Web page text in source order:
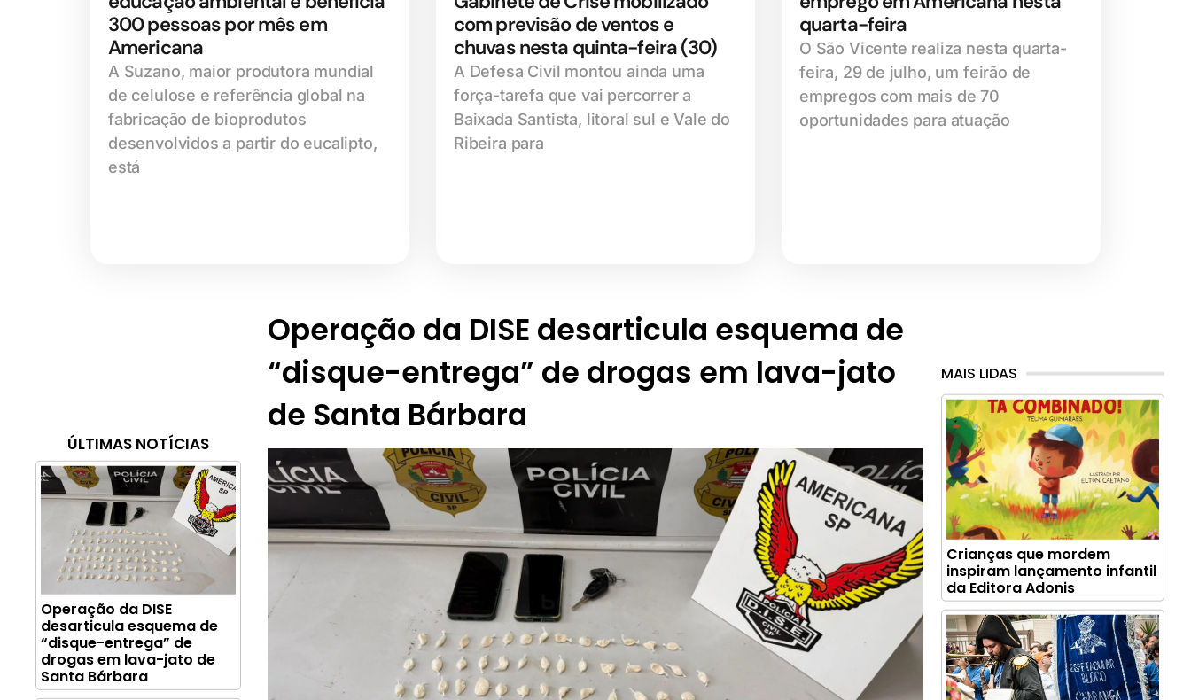
300 pessoas por mês em
Americana
A Suzano, maior produtora mundial
de celulose e referência global na
fabricação de bioprodutos
desenvolvidos a partir do eucalipto,
está
com previsão de ventos e
chuvas nesta quinta-feira (30)
A Defesa Civil montou ainda uma
força-tarefa que vai percorrer a
Baixada Santista, litoral sul e Vale do
Ribeira para
quarta-feira
O São Vicente realiza nesta quarta-
feira, 29 de julho, um feirão de
empregos com mais de 70
oportunidades para atuação
ÚLTIMAS NOTÍCIAS
Operação da DISE
desarticula esquema de
“disque-entrega” de
drogas em lava-jato de
Santa Bárbara
Operação da DISE desarticula esquema de
“disque-entrega” de drogas em lava-jato
de Santa Bárbara
MAIS LIDAS
Crianças que mordem
inspiram lançamento infantil
da Editora Adonis